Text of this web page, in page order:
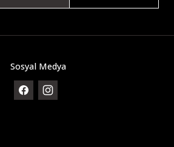
Sosyal Medya